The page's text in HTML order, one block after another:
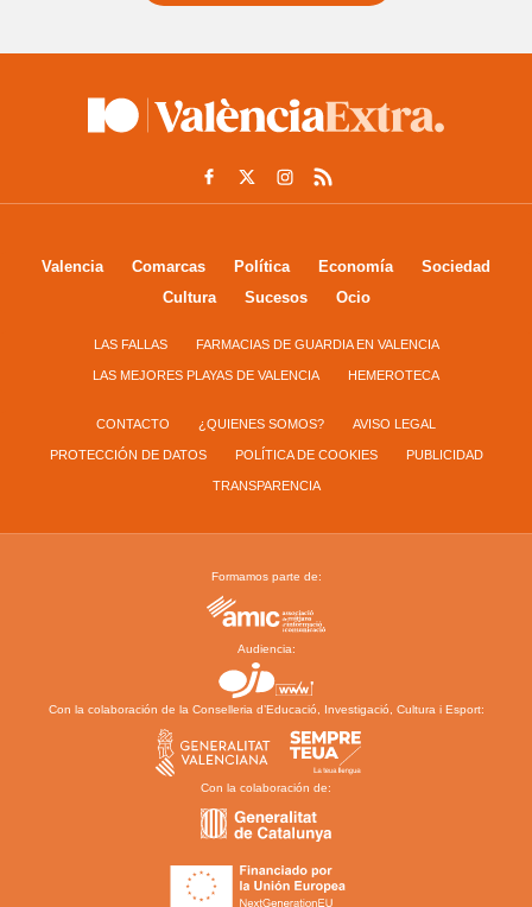
Valencia Comarcas Política Economía
Sociedad
Cultura
Sucesos Ocio
LAS FALLAS FARMACIAS DE GUARDIA EN VALENCIA
LAS MEJORES PLAYAS DE VALENCIA HEMEROTECA
CONTACTO ¿QUIENES SOMOS? AVISO LEGAL
PROTECCIÓN DE DATOS POLÍTICA DE COOKIES PUBLICIDAD
TRANSPARENCIA
Formamos parte de:
Audiencia:
Con la colaboración de la Conselleria d’Educació, Investigació, Cultura i Esport:
Con la colaboración de: